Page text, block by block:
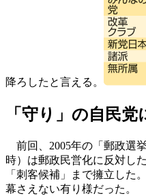
降ろしたと言える。
「守り」の自民
前回、2005年の「郵政選
時）は郵政民営化に反対し
「刺客候補」まで擁立した
幕さえない有り様だった。